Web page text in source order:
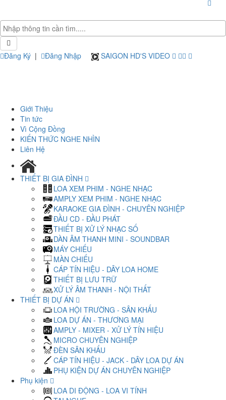
Đăng Ký | Đăng Nhập SAIGON HD'S VIDEO
Giới Thiệu
Tin tức
Vì Cộng Đồng
KIẾN THỨC NGHE NHÌN
Liên Hệ
THIẾT BỊ GIA ĐÌNH
LOA XEM PHIM - NGHE NHẠC
AMPLY XEM PHIM - NGHE NHẠC
KARAOKE GIA ĐÌNH - CHUYÊN NGHIỆP
ĐẦU CD - ĐẦU PHÁT
THIẾT BỊ XỬ LÝ NHẠC SỐ
DÀN ÂM THANH MINI - SOUNDBAR
MÁY CHIẾU
MÀN CHIẾU
CÁP TÍN HIỆU - DÂY LOA HOME
THIẾT BỊ LƯU TRỮ
XỬ LÝ ÂM THANH - NỘI THẤT
THIẾT BỊ DỰ ÁN
LOA HỘI TRƯỜNG - SÂN KHẤU
LOA DỰ ÁN - THƯƠNG MẠI
AMPLY - MIXER - XỬ LÝ TÍN HIỆU
MICRO CHUYÊN NGHIỆP
ĐÈN SÂN KHẤU
CÁP TÍN HIỆU - JACK - DÂY LOA DỰ ÁN
PHỤ KIỆN DỰ ÁN CHUYÊN NGHIỆP
Phụ kiện
LOA DI ĐỘNG - LOA VI TÍNH